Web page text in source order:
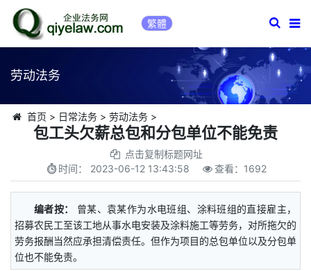
繁體
劳动法务
首页 > 日常法务> 劳动法务>
包工头欠薪总包和分包单位不能免责
点击复制标题网址
时间： 2023-06-12 13:43:58 查看： 1692
编者按：
曾某、袁某作为水电班组、涂料班组的直接雇主，
招募农民工至该工地从事水电安装及涂料施工等劳务，对所拖欠的
劳务报酬当然应承担清偿责任。但作为项目的总包单位以及分包单
位也不能免责。